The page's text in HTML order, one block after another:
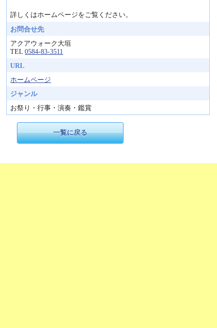
詳しくはホームページをご覧ください。
お問合せ先
アクアウォーク大垣
TEL0584-83-3511
URL
ホームページ
ジャンル
お祭り・行事・演奏・鑑賞
一覧に戻る